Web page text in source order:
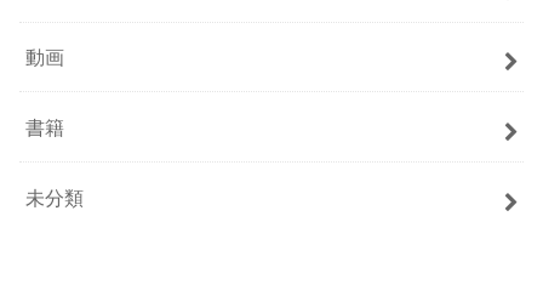
動画
書籍
未分類